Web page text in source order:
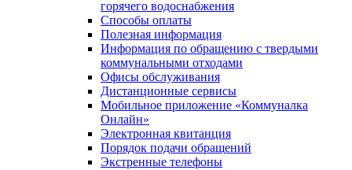
горячего водоснабжения
Способы оплаты
Полезная информация
Информация по обращению с твердыми
коммунальными отходами
Офисы обслуживания
Дистанционные сервисы
Мобильное приложение «Коммуналка
Онлайн»
Электронная квитанция
Порядок подачи обращений
Экстренные телефоны